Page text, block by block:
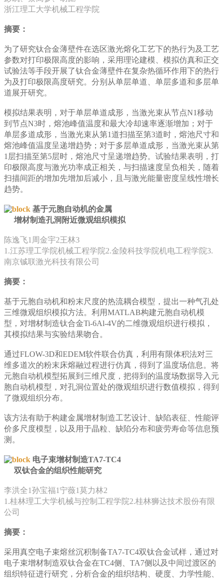
浙江理工大学机械工程学院
摘要：
为了研究钛合金薄壁件在选区激光熔化工艺下的热行为及工艺
参数对打印极限高度的影响，采用理论建模、模拟仿真和正交
试验法等手段开展了钛合金薄壁件在复杂热循环作用下的热行
为及打印极限高度研究。分别从单层单道、单层多道和多层单
道展开研究。
模拟结果表明，对于单层单道成形，当激光束从节点N1移动
到节点N3时，熔池峰值温度和最大冷却速率逐渐增加；对于
单层多道成形，当激光束从第1道扫描至第3道时，熔池尺寸和
熔池峰值温度呈递增趋势；对于多层单道成形，当激光束从第
1层扫描至第5层时，熔池尺寸呈递增趋势。试验结果表明，打
印极限高度与激光功率成正相关，与扫描速度呈负相关，随着
扫描间距的增加先增加后减小，且与激光能量密度呈线性增长
趋势。
基于元胞自动机的金属
增材制造孔洞附近微观组织模拟
陈逸飞1周金宇2王林3
1.江苏理工学院机械工程学院2.金陵科技学院机电工程学院3.
南京铖联激光科技有限公司
摘要：
基于元胞自动机和粉末尺度的热流耦合模型，提出一种气孔处
三维微观组织模拟方法。利用MATLAB构建元胞自动机模
型，对增材制造钛合金Ti-6Al-4V的二维微观组织进行模拟，
其模拟结果与实验结果吻合。
通过FLOW-3D和EDEM软件联合仿真，利用有限体积法对三
维多道次的粉末床熔融过程进行仿真，得到了温度场信息。将
元胞自动机模型拓展到三维尺度，把得到的温度场数据导入元
胞自动机模型，对孔洞位置处的微观组织进行数值模拟，得到
了微观组织分布。
该方法有助于构建金属增材制造工艺设计、缺陷表征、性能评
价多尺度模型，以及用于晶粒、缺陷分布和疲劳寿命等信息预
测。
电子束增材制造TA7-TC4
双钛合金的组织性能研究
李洪全1孙宝福1宁薇1莫力林2
1.桂林理工大学机械与控制工程学院2.桂林狮达技术股份有限
公司
摘要：
采用真空电子束熔丝沉积制备TA7-TC4双钛合金试样，通过对
电子束增材制造双钛合金在TC4侧、TA7侧以及中间过渡区的
组织特征进行研究，分析合金的组织结构、硬度、力学性能、